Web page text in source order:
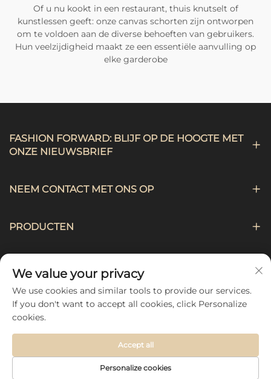
Of u nu kookt in een restaurant, thuis knutselt of
kunstlessen geeft: onze canvas schorten zijn ontworpen
om te voldoen aan de diverse behoeften van gebruikers.
Hun veelzijdigheid maakt ze een essentiële aanvulling op
elke garderobe
FASHION FORWARD: BLIJF OP DE HOOGTE MET
ONZE NIEUWSBRIEF
NEEM CONTACT MET ONS OP
PRODUCTEN
VOLG ONS
Copyright © 2026 by Hebei Chengji Textile Co., Ltd -
We value your privacy
We use cookies and similar tools to provide our services.
If you don't want to accept all cookies, click Personalize
cookies.
Personalize cookies
Accept all